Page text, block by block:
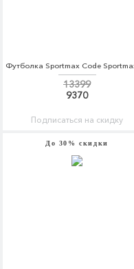
13399
9370
Подписаться на скидку
До 30% скидки